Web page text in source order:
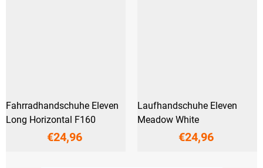
Fahrradhandschuhe Eleven
Long Horizontal F160
€24,96
Laufhandschuhe Eleven
Meadow White
€24,96